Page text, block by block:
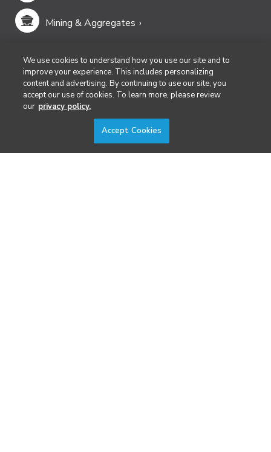
Mining & Aggregates
Public Safety & Emergency Services
Security
Surveying & Mapping
We use cookies to understand how you use our site and to
improve your experience. This includes personalizing
content and advertising. By continuing to use our site, you
accept our use of cookies. To learn more, please review
our privacy policy.
Accept Cookies